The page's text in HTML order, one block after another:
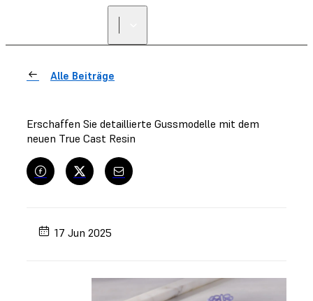
Alle Beiträge
Erschaffen Sie detaillierte Gussmodelle mit dem
neuen True Cast Resin
17 Jun 2025